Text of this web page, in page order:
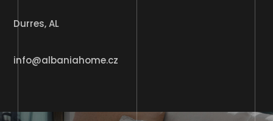
Durres, AL
info@albaniahome.cz